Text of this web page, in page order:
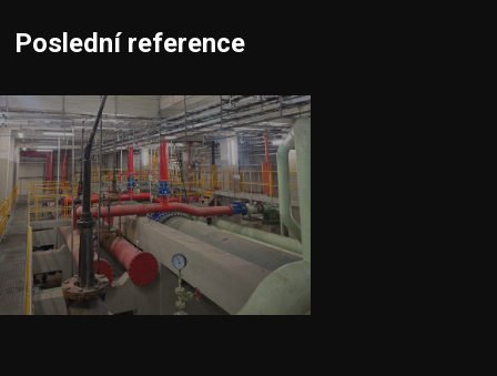
Poslední reference